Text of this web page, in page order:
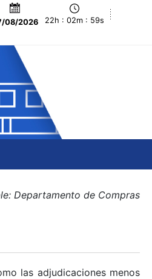
08/2026 22h : 02m : 59s
Departamento de Compras
las adjudicaciones menos